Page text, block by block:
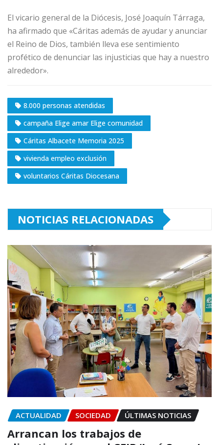
El vicario general de la Diócesis, José Joaquín Tárraga,
ha afirmado que «Cáritas además de ayudar y anunciar
el Reino de Dios, también lleva ese sentimiento
profético de denunciar las injusticias que hay a nuestro
alrededor».
8.000 personas atendidas
campaña Elige amar Elige comunidad
Cáritas Albacete Memoria 2025
vivienda empleo exclusión
voluntarios Cáritas Diocesana
NOTICIAS RELACIONADAS
ACTUALIDAD SOCIEDAD ÚLTIMAS NOTICIAS
Arrancan los trabajos de